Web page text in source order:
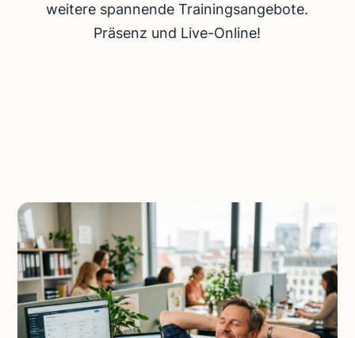
weitere spannende Trainingsangebote.
Präsenz und Live-Online!